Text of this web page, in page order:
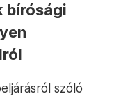
bírósági
szóló